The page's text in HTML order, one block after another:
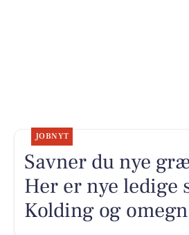
JOBNYT
Savner du nye
Her er nye ledige
Kolding og omegn